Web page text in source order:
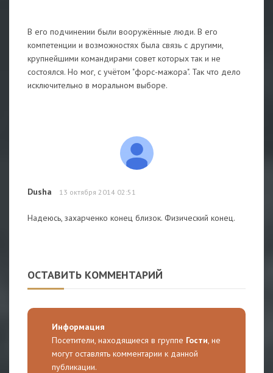
В его подчинении были вооружённые люди. В его
компетенции и возможностях была связь с другими,
крупнейшими командирами совет которых так и не
состоялся. Но мог, с учётом "форс-мажора". Так что дело
исключительно в моральном выборе.
Dusha 13 октября 2014 02:51
Надеюсь, захарченко конец близок. Физический конец.
ОСТАВИТЬ КОММЕНТАРИЙ
Информация
Посетители, находящиеся в группе Гости, не
могут оставлять комментарии к данной
публикации.